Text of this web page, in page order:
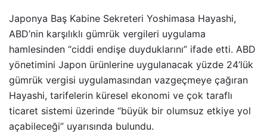
Japonya Baş Kabine Sekreteri Yoshimasa Hayashi,
ABD’nin karşılıklı gümrük vergileri uygulama
hamlesinden “ciddi endişe duyduklarını” ifade etti. ABD
yönetimini Japon ürünlerine uygulanacak yüzde 24’lük
gümrük vergisi uygulamasından vazgeçmeye çağıran
Hayashi, tarifelerin küresel ekonomi ve çok taraflı
ticaret sistemi üzerinde “büyük bir olumsuz etkiye yol
açabileceği” uyarısında bulundu.